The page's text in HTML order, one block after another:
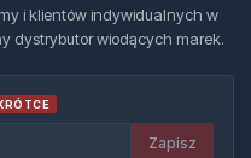
i klientów indywidualnych w
dystrybutor wiodących marek.
Zapisz